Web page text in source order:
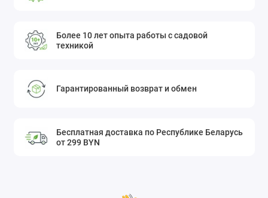
Более 10 лет опыта работы с садовой
техникой
Гарантированный возврат и обмен
Бесплатная доставка по Республике Беларусь
от 299 BYN